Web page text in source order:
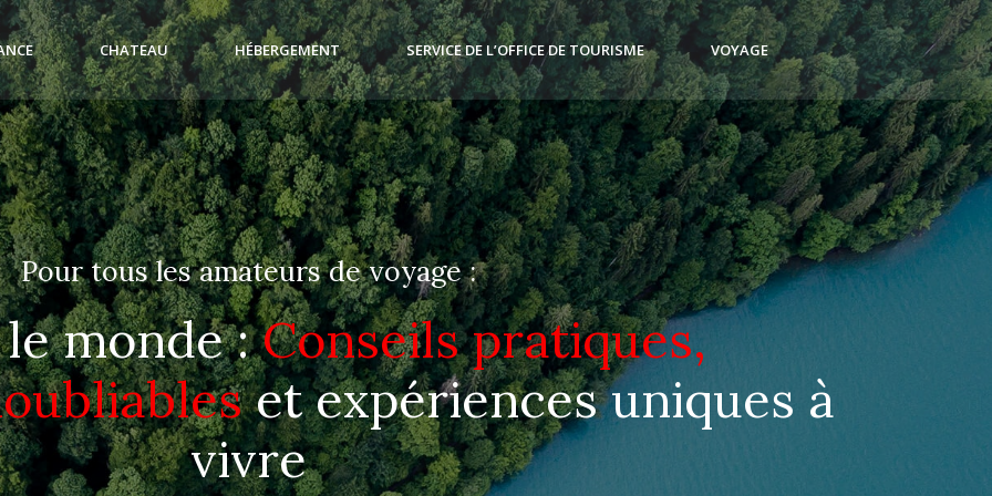
CHATEAU HÉBERGEMENT SERVICE DE L’OFFICE DE TOURISME VOYAGE
Pour tous les amateurs de voyage :
monde :Conseils pratiques,
et expériences uniques à
vivre